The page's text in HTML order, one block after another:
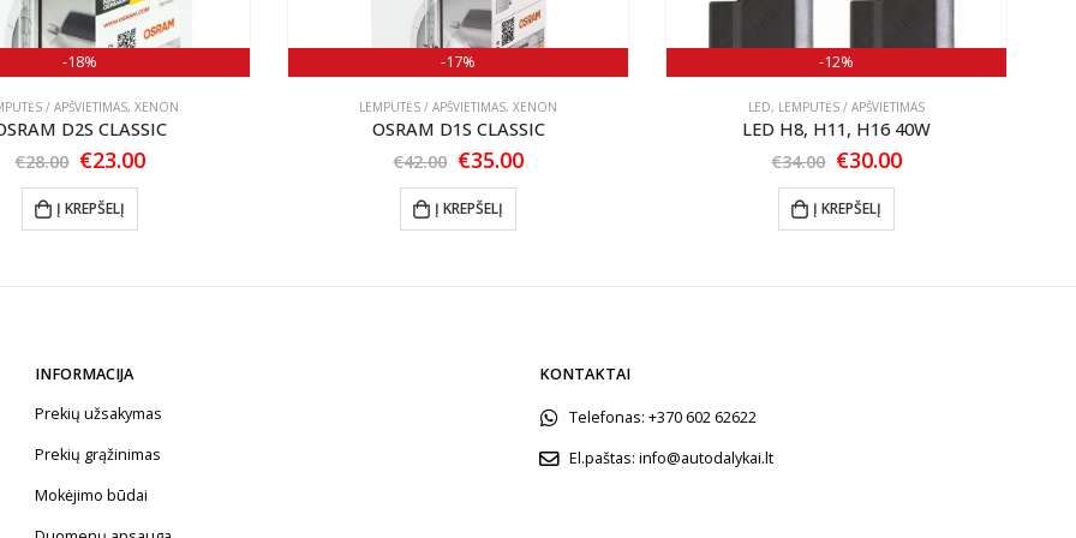
-18%
/ APŠVIETIMAS, XENON
D2S CLASSIC
€28.00 Original
price
was:
€28.00.
€23.00Current
Į KREPŠELĮ
-17%
LEMPUTĖS / APŠVIETIMAS, XENON
OSRAM D1S CLASSIC
€42.00 Original
price
was:
€42.00.
€35.00Current
Į KREPŠELĮ
-12%
LED, LEMPUTĖS / APŠVIETIMAS
LED H8, H11, H16 40W
€34.00 Original
price
was:
€34.00.
€30.00Current
Į KREPŠELĮ
INFORMACIJA
Prekių užsakymas
Prekių grąžinimas
Mokėjimo būdai
KONTAKTAI
Telefonas: +370 602 62622
El.paštas: info@autodalykai.lt